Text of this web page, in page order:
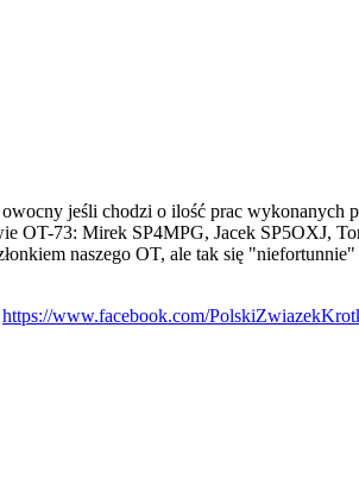
jeśli chodzi o ilość prac wykonanych
OT-73: Mirek SP4MPG, Jacek SP5OXJ,
naszego OT, ale tak się "niefortunnie"
https://www.facebook.com/